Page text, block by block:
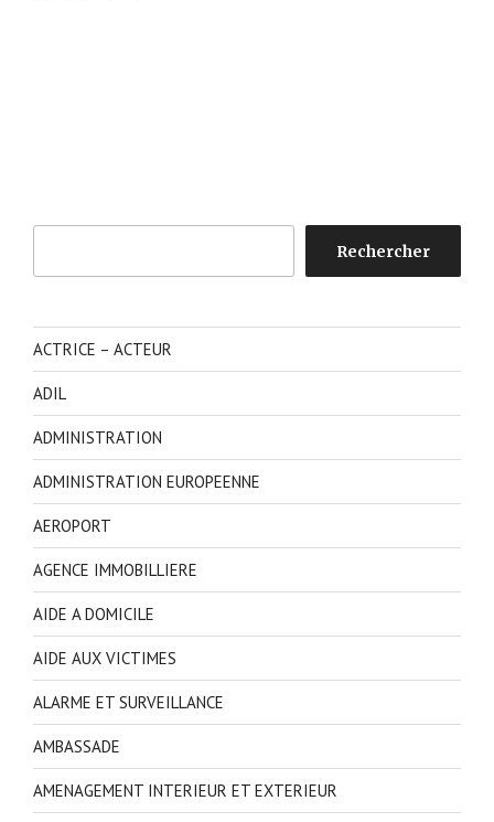
Rechercher
ACTRICE – ACTEUR
ADIL
ADMINISTRATION
ADMINISTRATION EUROPEENNE
AEROPORT
AGENCE IMMOBILLIERE
AIDE A DOMICILE
AIDE AUX VICTIMES
ALARME ET SURVEILLANCE
AMBASSADE
AMENAGEMENT INTERIEUR ET EXTERIEUR